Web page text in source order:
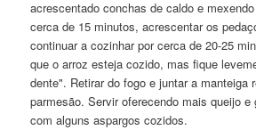
acrescentado conchas de caldo e
cerca de 15 minutos, acrescentar os
continuar a cozinhar por cerca de 20-25
que o arroz esteja cozido, mas fique
dente". Retirar do fogo e juntar a manteiga
parmesão. Servir oferecendo mais queijo e
com alguns aspargos cozidos.